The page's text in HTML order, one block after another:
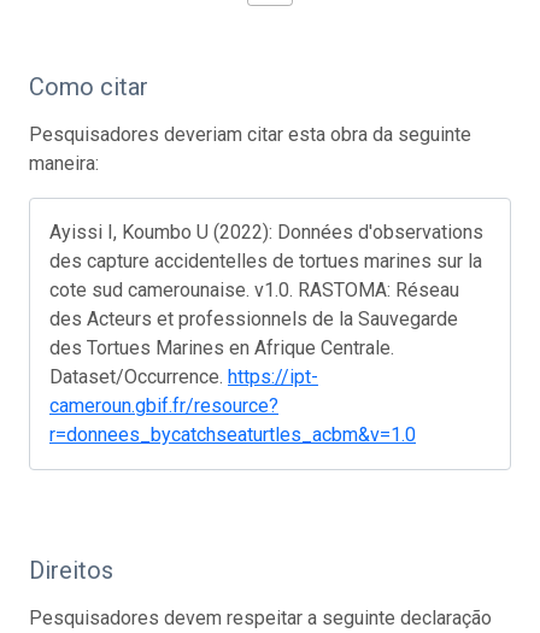
Como citar
Pesquisadores deveriam citar esta obra da seguinte
maneira:
Ayissi I, Koumbo U (2022): Données d'observations
des capture accidentelles de tortues marines sur la
cote sud camerounaise. v1.0. RASTOMA: Réseau
des Acteurs et professionnels de la Sauvegarde
des Tortues Marines en Afrique Centrale.
Dataset/Occurrence. https://ipt-
cameroun.gbif.fr/resource?
r=donnees_bycatchseaturtles_acbm&v=1.0
Direitos
Pesquisadores devem respeitar a seguinte declaração